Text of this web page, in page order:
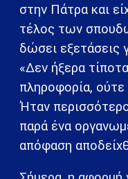
στην Πάτρα και
τέλος των
δώσει εξετάσεις
«Δεν ήξερα
πληροφορία,
Ήταν
παρά ένα
απόφαση